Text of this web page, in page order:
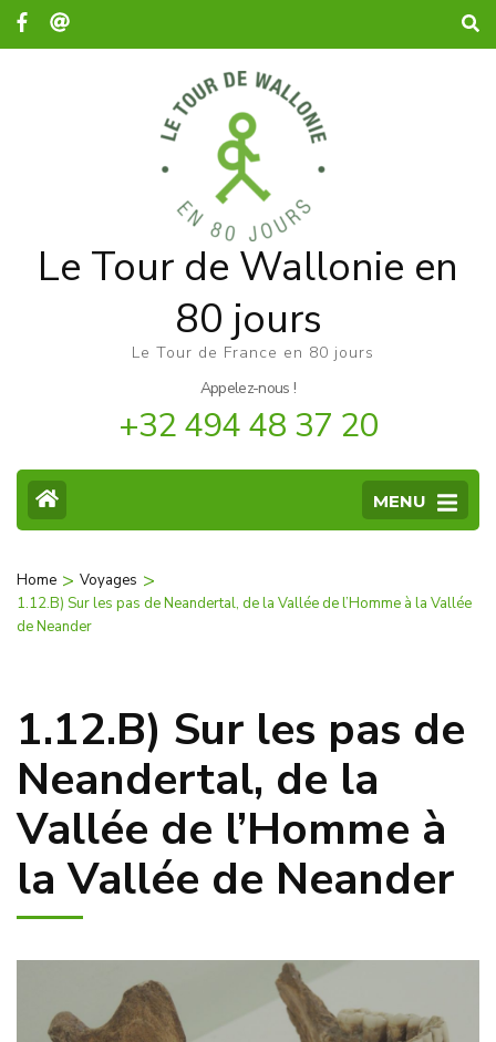
Le Tour de Wallonie en
80 jours
Le Tour de France en 80 jours
Appelez-nous !
+32 494 48 37 20
MENU
Home > Voyages >
1.12.B) Sur les pas de Neandertal, de la Vallée de l’Homme à la Vallée
de Neander
1.12.B) Sur les pas de
Neandertal, de la
Vallée de l’Homme à
la Vallée de Neander